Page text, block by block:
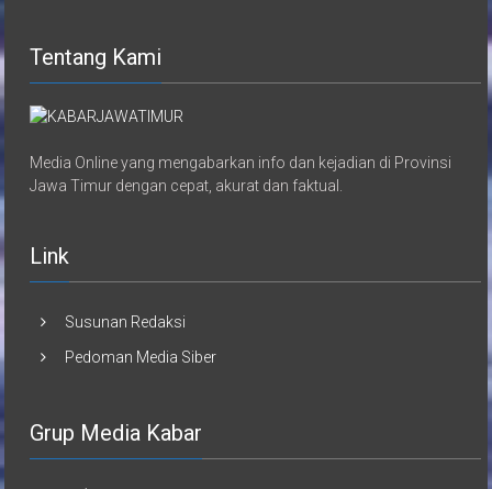
Tentang Kami
Media Online yang mengabarkan info dan kejadian di Provinsi
Jawa Timur dengan cepat, akurat dan faktual.
Link
Susunan Redaksi
Pedoman Media Siber
Grup Media Kabar